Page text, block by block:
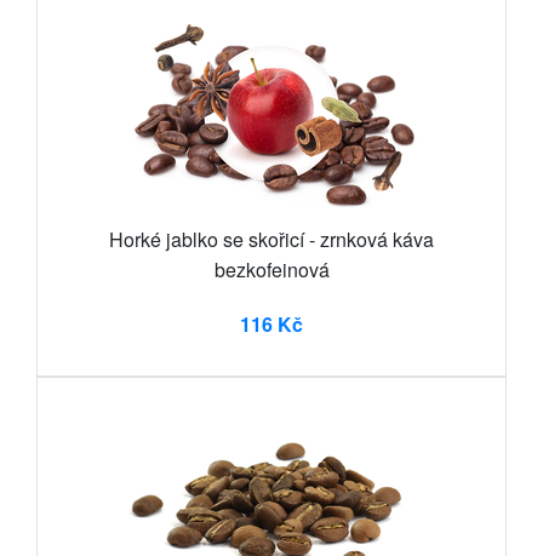
Horké jablko se skořicí - zrnková káva
bezkofeinová
116 Kč